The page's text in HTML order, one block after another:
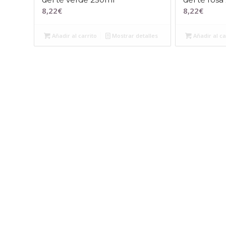
8,22€
Añadir al carrito Mostrar detalles
8,22€
Añadir al